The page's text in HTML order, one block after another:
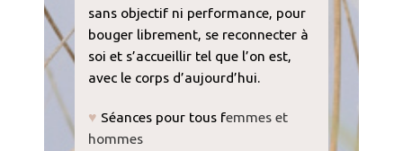
sans objectif ni performance, pour
bouger librement, se reconnecter à
soi et s’accueillir tel que l’on est,
avec le corps d’aujourd’hui.
♥ Séances pour tous femmes et
hommes